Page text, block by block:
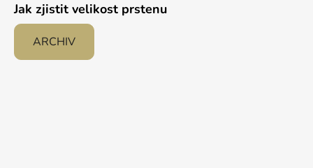
Jak zjistit velikost prstenu
ARCHIV